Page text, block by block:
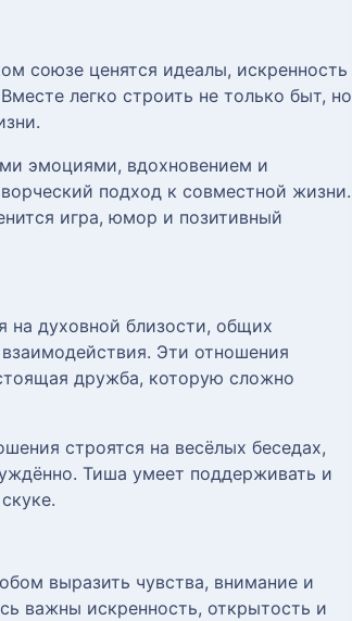
союзе ценятся идеалы, искренность
легко строить не только быт, но
эмоциями, вдохновением и
подход к совместной жизни.
игра, юмор и позитивный
на духовной близости, общих
Эти отношения
дружба, которую сложно
строятся на весёлых беседах,
Тиша умеет поддерживать и
выразить чувства, внимание и
важны искренность, открытость и